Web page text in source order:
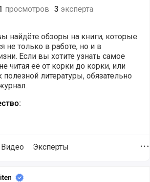
просмотров 3 эксперта
найдёте обзоры на книги, которые
не только в работе, но и в
Если вы хотите узнать самое
читая её от корки до корки, или
полезной литературы, обязательно
Видео Эксперты